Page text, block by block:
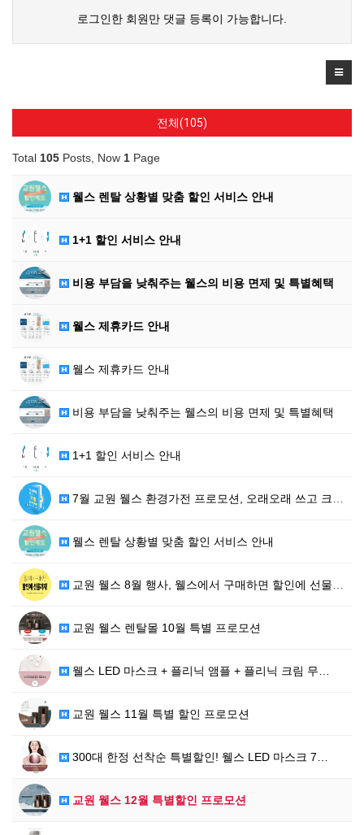
로그인한 회원만 댓글 등록이 가능합니다.
전체(105)
Total 105 Posts, Now 1 Page
웰스 렌탈 상황별 맞춤 할인 서비스 안내
1+1 할인 서비스 안내
비용 부담을 낮춰주는 웰스의 비용 면제 및 특별혜택
웰스 제휴카드 안내
웰스 제휴카드 안내
비용 부담을 낮춰주는 웰스의 비용 면제 및 특별혜택
1+1 할인 서비스 안내
7월 교원 웰스 환경가전 프로모션, 오래오래 쓰고 크게…
웰스 렌탈 상황별 맞춤 할인 서비스 안내
교원 웰스 8월 행사, 웰스에서 구매하면 할인에 선물까…
교원 웰스 렌탈몰 10월 특별 프로모션
웰스 LED 마스크 + 플리닉 앰플 + 플리닉 크림 무…
교원 웰스 11월 특별 할인 프로모션
300대 한정 선착순 특별할인! 웰스 LED 마스크 7…
교원 웰스 12월 특별할인 프로모션